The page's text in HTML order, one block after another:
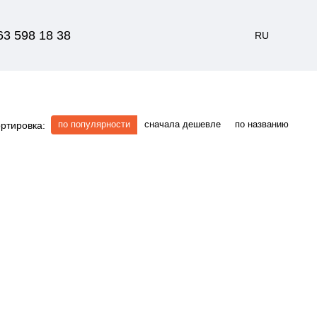
598 18 38 RU
по популярности сначала дешевле по названию